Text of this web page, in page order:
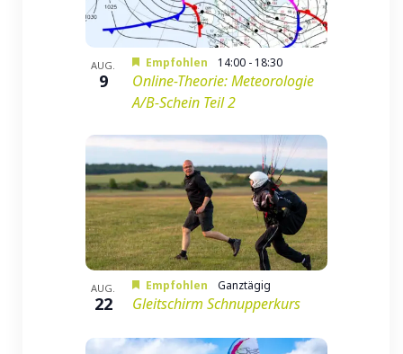
in
Photo
View
AUG.
9
Online-Theorie: Meteorologie
A/B-Schein Teil 2
Empfohlen 14:00 - 18:30
AUG.
22 Gleitschirm Schnupperkurs
Empfohlen Ganztägig